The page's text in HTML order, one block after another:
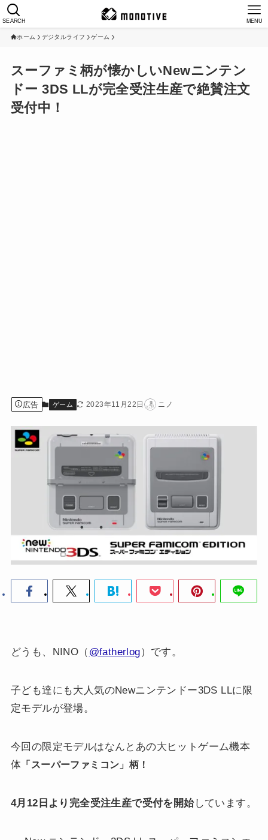
SEARCH MENU
ホーム デジタルライフ ゲーム
スーファミ柄が懐かしいNewニンテン
ドー 3DS LLが完全受注生産で絶賛注文
受付中！
広告 ゲーム 2023年11月22日 ニノ
どうも、NINO（ @fatherlog）です。
子ども達にも大人気のNewニンテンドー3DS LLに限
定モデルが登場。
今回の限定モデルはなんとあの大ヒットゲーム機本
体 「スーパーファミコン」柄！
4月12日より完全受注生産で受付を開始しています。